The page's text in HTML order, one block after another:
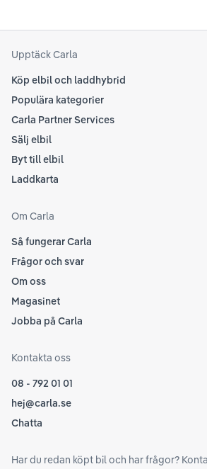
Upptäck Carla
Köp elbil och laddhybrid
Populära kategorier
Carla Partner Services
Sälj elbil
Byt till elbil
Laddkarta
Om Carla
Så fungerar Carla
Frågor och svar
Om oss
Magasinet
Jobba på Carla
Kontakta oss
08 - 792 01 01
hej@carla.se
Chatta
Har du redan köpt bil och har frågor?